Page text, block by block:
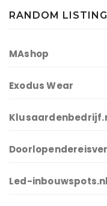
RANDOM
MAshop
Exodus Wear
Led-inbouwspots.nl